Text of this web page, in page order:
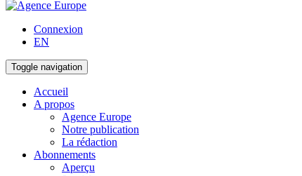
Connexion
EN
Toggle navigation
Accueil
A propos
Agence Europe
Notre publication
La rédaction
Abonnements
Aperçu